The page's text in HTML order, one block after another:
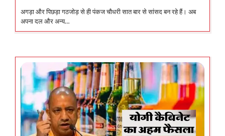
अगड़ा और पिछड़ा गठजोड़ से ही पंकज चौधरी सात बार से सांसद बन रहे हैं। अब
अपना दल और अन्य…